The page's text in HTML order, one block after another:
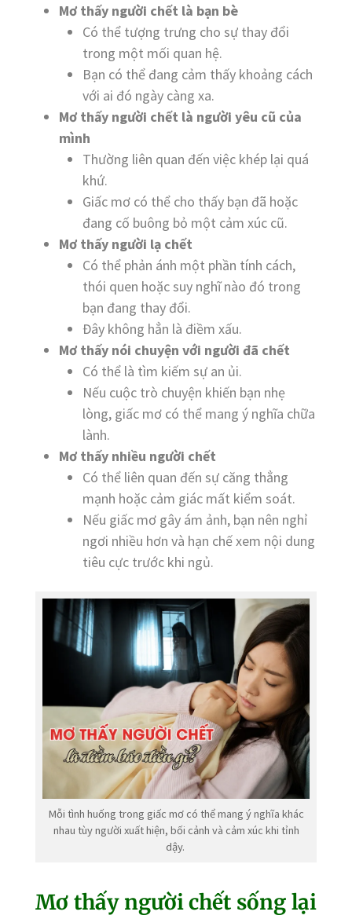
Mơ thấy người chết là bạn bè
Có thể tượng trưng cho sự thay đổi
trong một mối quan hệ.
Bạn có thể đang cảm thấy khoảng cách
với ai đó ngày càng xa.
Mơ thấy người chết là người yêu cũ của
mình
Thường liên quan đến việc khép lại quá
khứ.
Giấc mơ có thể cho thấy bạn đã hoặc
đang cố buông bỏ một cảm xúc cũ.
Mơ thấy người lạ chết
Có thể phản ánh một phần tính cách,
thói quen hoặc suy nghĩ nào đó trong
bạn đang thay đổi.
Đây không hẳn là điềm xấu.
Mơ thấy nói chuyện với người đã chết
Có thể là tìm kiếm sự an ủi.
Nếu cuộc trò chuyện khiến bạn nhẹ
lòng, giấc mơ có thể mang ý nghĩa chữa
lành.
Mơ thấy nhiều người chết
Có thể liên quan đến sự căng thẳng
mạnh hoặc cảm giác mất kiểm soát.
Nếu giấc mơ gây ám ảnh, bạn nên nghỉ
ngơi nhiều hơn và hạn chế xem nội dung
tiêu cực trước khi ngủ.
Mỗi tình huống trong giấc mơ có thể mang ý nghĩa khác
nhau tùy người xuất hiện, bối cảnh và cảm xúc khi tỉnh
dậy.
Mơ thấy người chết sống lại